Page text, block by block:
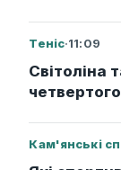
Теніс·11:09
Світоліна
Кам'янські